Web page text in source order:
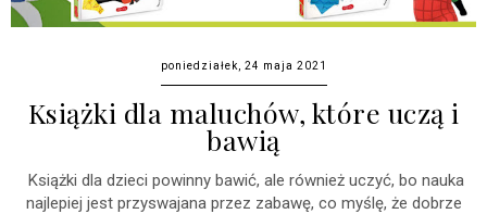
poniedziałek, 24 maja 2021
Książki dla maluchów, które uczą i
bawią
Książki dla dzieci powinny bawić, ale również uczyć, bo nauka
najlepiej jest przyswajana przez zabawę, co myślę, że dobrze